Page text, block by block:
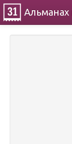
Альманах